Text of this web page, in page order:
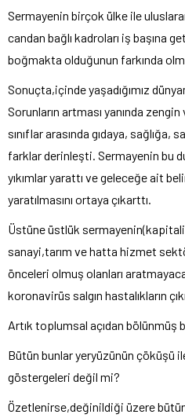
Sermayenin birçok ülke ile
candan bağlı kadroları iş başına
boğmakta olduğunun farkında
Sonuçta,içinde yaşadığımız
Sorunların artması yanında
sınıflar arasında gıdaya, sağlığa,
farklar derinleşti. Sermayenin bu
yıkımlar yarattı ve geleceğe ait
yaratılmasını ortaya çıkarttı.
Üstüne üstlük
sanayi,tarım ve hatta hizmet
önceleri olmuş olanları
koronavirüs salgın hastalıkların
Artık toplumsal açıdan bölünmüş
Bütün bunlar yeryüzünün çöküşü
göstergeleri değil mi?
Özetlenirse,değinildiği üzere